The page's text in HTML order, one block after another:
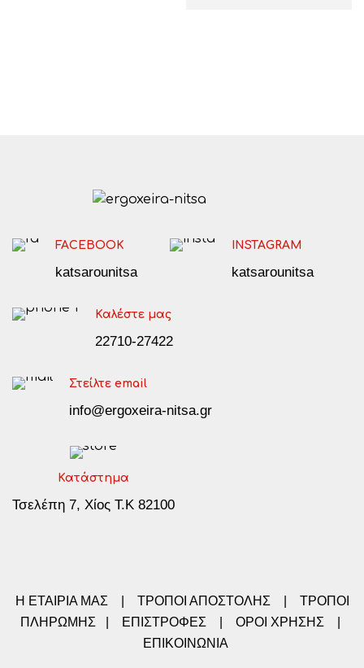
FACEBOOK
katsarounitsa
INSTAGRAM
katsarounitsa
Καλέστε μας
22710-27422
Στείλτε email
info@ergoxeira-nitsa.gr
Κατάστημα
Τσελέπη 7, Χίος Τ.Κ 82100
Η ΕΤΑΙΡΙΑ ΜΑΣ ΤΡΟΠΟΙ ΑΠΟΣΤΟΛΗΣ
ΤΡΟΠΟΙ
ΠΛΗΡΩΜΗΣ
ΕΠΙΣΤΡΟΦΕΣ ΟΡΟΙ ΧΡΗΣΗΣ
ΕΠΙΚΟΙΝΩΝΙΑ